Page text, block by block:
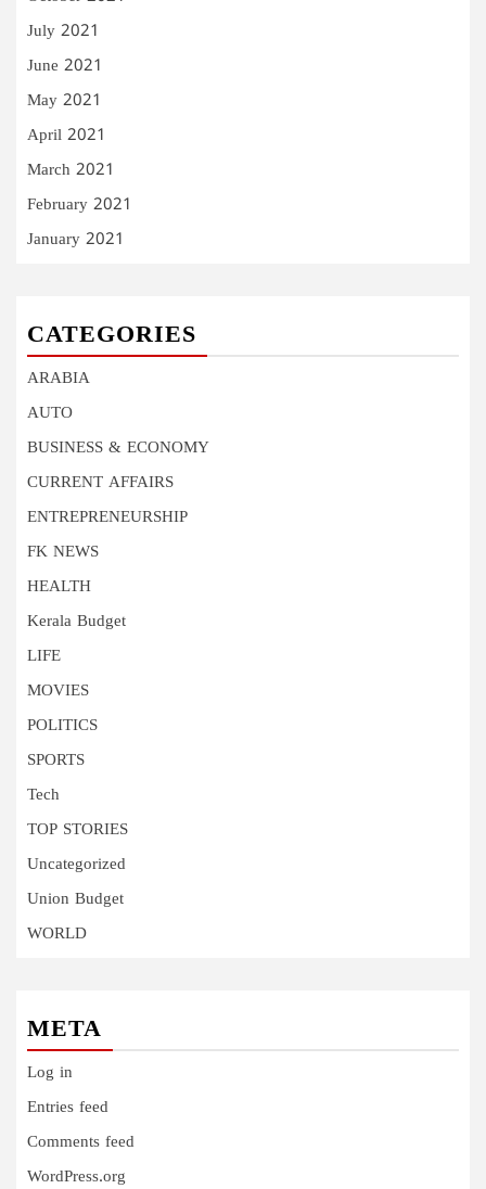
July 2021
June 2021
May 2021
April 2021
March 2021
February 2021
January 2021
CATEGORIES
ARABIA
AUTO
BUSINESS & ECONOMY
CURRENT AFFAIRS
ENTREPRENEURSHIP
FK NEWS
HEALTH
Kerala Budget
LIFE
MOVIES
POLITICS
SPORTS
Tech
TOP STORIES
Uncategorized
Union Budget
WORLD
META
Log in
Entries feed
Comments feed
WordPress.org